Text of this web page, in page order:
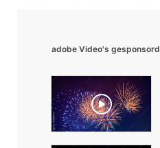
adobe Video's gesponsord